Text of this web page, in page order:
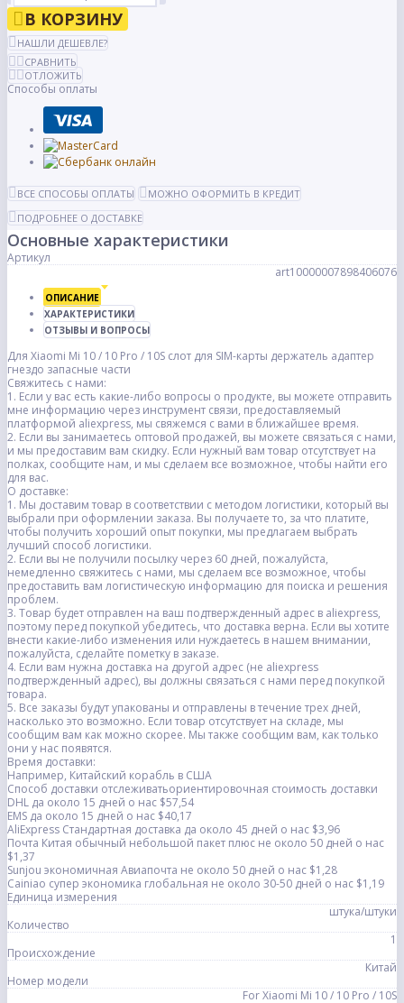
В КОРЗИНУ
НАШЛИ ДЕШЕВЛЕ?
СРАВНИТЬ
ОТЛОЖИТЬ
Способы оплаты
ВСЕ СПОСОБЫ ОПЛАТЫ
МОЖНО ОФОРМИТЬ В КРЕДИТ
ПОДРОБНЕЕ О ДОСТАВКЕ
Основные характеристики
Артикул
art10000007898406076
ОПИСАНИЕ
ХАРАКТЕРИСТИКИ
ОТЗЫВЫ И ВОПРОСЫ
Для Xiaomi Mi 10 / 10 Pro / 10S слот для SIM-карты держатель адаптер
гнездо запасные части
Свяжитесь с нами:
1. Если у вас есть какие-либо вопросы о продукте, вы можете отправить
мне информацию через инструмент связи, предоставляемый
платформой aliexpress, мы свяжемся с вами в ближайшее время.
2. Если вы занимаетесь оптовой продажей, вы можете связаться с нами,
и мы предоставим вам скидку. Если нужный вам товар отсутствует на
полках, сообщите нам, и мы сделаем все возможное, чтобы найти его
для вас.
О доставке:
1. Мы доставим товар в соответствии с методом логистики, который вы
выбрали при оформлении заказа. Вы получаете то, за что платите,
чтобы получить хороший опыт покупки, мы предлагаем выбрать
лучший способ логистики.
2. Если вы не получили посылку через 60 дней, пожалуйста,
немедленно свяжитесь с нами, мы сделаем все возможное, чтобы
предоставить вам логистическую информацию для поиска и решения
проблем.
3. Товар будет отправлен на ваш подтвержденный адрес в aliexpress,
поэтому перед покупкой убедитесь, что доставка верна. Если вы хотите
внести какие-либо изменения или нуждаетесь в нашем внимании,
пожалуйста, сделайте пометку в заказе.
4. Если вам нужна доставка на другой адрес (не aliexpress
подтвержденный адрес), вы должны связаться с нами перед покупкой
товара.
5. Все заказы будут упакованы и отправлены в течение трех дней,
насколько это возможно. Если товар отсутствует на складе, мы
сообщим вам как можно скорее. Мы также сообщим вам, как только
они у нас появятся.
Время доставки:
Например, Китайский корабль в США
Способ доставки отслеживатьориентировочная стоимость доставки
DHL да около 15 дней о нас $57,54
EMS да около 15 дней о нас $40,17
AliExpress Стандартная доставка да около 45 дней о нас $3,96
Почта Китая обычный небольшой пакет плюс не около 50 дней о нас
$1,37
Sunjou экономичная Авиапочта не около 50 дней о нас $1,28
Cainiao супер экономика глобальная не около 30-50 дней о нас $1,19
Единица измерения
штука/штуки
Количество
1
Происхождение
Китай
Номер модели
For Xiaomi Mi 10 / 10 Pro / 10S